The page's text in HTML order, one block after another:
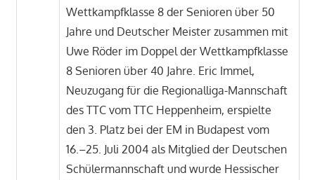
Wettkampfklasse 8 der Senioren über 50
Jahre und Deutscher Meister zusammen mit
Uwe Röder im Doppel der Wettkampfklasse
8 Senioren über 40 Jahre. Eric Immel,
Neuzugang für die Regionalliga-Mannschaft
des TTC vom TTC Heppenheim, erspielte
den 3. Platz bei der EM in Budapest vom
16.–25. Juli 2004 als Mitglied der Deutschen
Schülermannschaft und wurde Hessischer